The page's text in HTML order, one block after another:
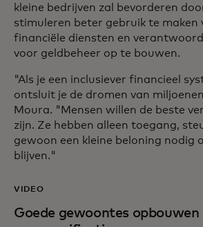
kleine bedrijven zal bevorderen
stimuleren beter gebruik te maken
financiële diensten en
voor geldbeheer op te bouwen.
"Als je een inclusiever financieel
ontsluit je de dromen van
Moura. "Mensen willen de beste
zijn. Ze hebben alleen toegang,
gewoon een kleine beloning nodig
blijven."
VIDEO
Goede gewoontes opbouwen